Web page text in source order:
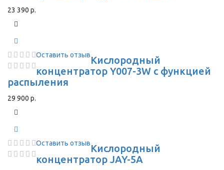
23 390 р.
Оставить отзывКислородный
концентратор Y007-3W с функцией
распыления
29 900 р.
Оставить отзывКислородный
концентратор JAY-5A